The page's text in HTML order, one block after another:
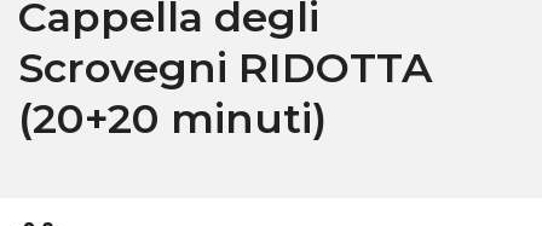
Cappella degli
Scrovegni RIDOTTA
(20+20 minuti)